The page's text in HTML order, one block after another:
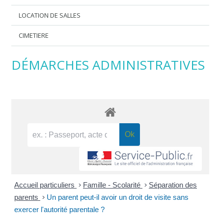
LOCATION DE SALLES
CIMETIERE
DÉMARCHES ADMINISTRATIVES
Accueil particuliers > Famille - Scolarité > Séparation des
parents > Un parent peut-il avoir un droit de visite sans
exercer l'autorité parentale ?